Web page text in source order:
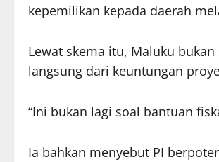
kepemilikan kepada daerah
Lewat skema itu, Maluku
langsung dari keuntungan
“Ini bukan lagi soal bantuan
Ia bahkan menyebut PI